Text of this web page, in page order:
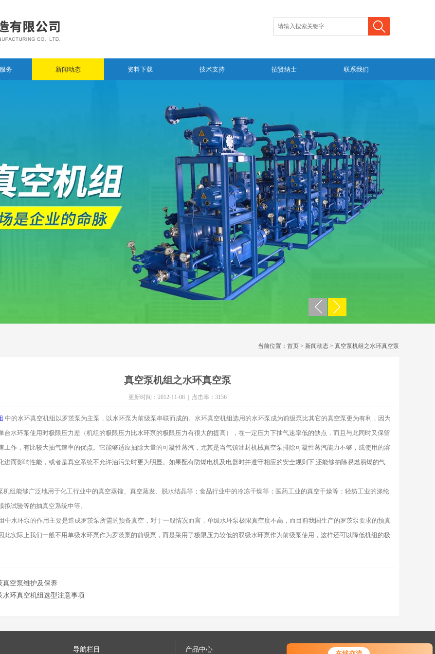
务 新闻动态 资料下载 技术支持 招贤纳士 联系我们
当前位置： 首页 > 新闻动态 > 真空泵机组之水环真空泵
真空泵机组之水环真空泵
更新时间：2012-11-08 | 点击率：3156
中的水环真空机组以罗茨泵为主泵，以水环泵为前级泵串联而成的。水环真空机组选用的水环泵成为前级泵比其它的真空泵更为有利，因为
台水环泵使用时极限压力差（机组的极限压力比水环泵的极限压力有很大的提高），在一定压力下抽气速率低的缺点，而且与此同时又保留
工作，有比较大抽气速率的优点。它能够适应抽除大量的可凝性蒸汽，尤其是当气镇油封机械真空泵排除可凝性蒸汽能力不够，或使用的溶
进而影响性能，或者是真空系统不允许油污染时更为明显。如果配有防爆电机及电器时并遵守相应的安全规则下,还能够抽除易燃易爆的气
组能够广泛地用于化工行业中的真空蒸馏、真空蒸发、脱水结晶等；食品行业中的冷冻干燥等；医药工业的真空干燥等；轻纺工业的涤纶
拟试验等的抽真空系统中等。
水环泵的作用主要是造成罗茨泵所需的预备真空，对于一般情况而言，单级水环泵极限真空度不高，而目前我国生产的罗茨泵要求的预真
此实际上我们一般不用单级水环泵作为罗茨泵的前级泵，而是采用了极限压力较低的双级水环泵作为前级泵使用，这样还可以降低机组的极
真空泵维护及保养
水环真空机组选型注意事项
导航栏目 产品中心